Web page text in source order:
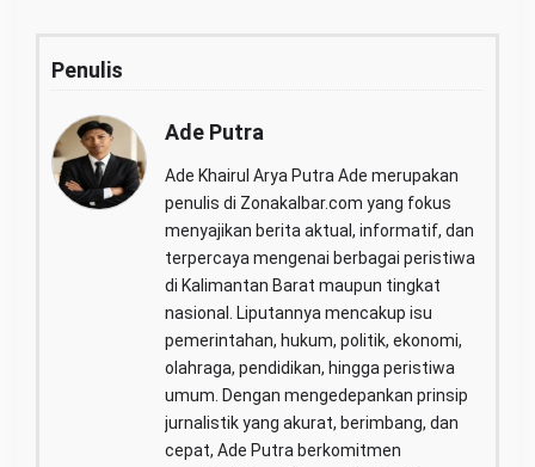
Penulis
Ade Putra
Ade Khairul Arya Putra Ade merupakan
penulis di Zonakalbar.com yang fokus
menyajikan berita aktual, informatif, dan
terpercaya mengenai berbagai peristiwa
di Kalimantan Barat maupun tingkat
nasional. Liputannya mencakup isu
pemerintahan, hukum, politik, ekonomi,
olahraga, pendidikan, hingga peristiwa
umum. Dengan mengedepankan prinsip
jurnalistik yang akurat, berimbang, dan
cepat, Ade Putra berkomitmen